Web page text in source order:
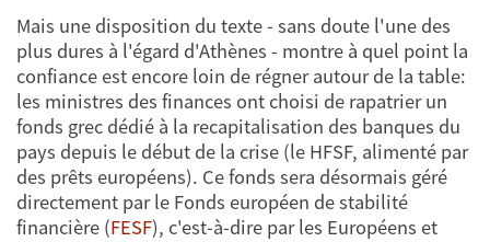
Mais une disposition du texte - sans doute l'une des
plus dures à l'égard d'Athènes - montre à quel point la
confiance est encore loin de régner autour de la table:
les ministres des finances ont choisi de rapatrier un
fonds grec dédié à la recapitalisation des banques du
pays depuis le début de la crise (le HFSF, alimenté par
des prêts européens). Ce fonds sera désormais géré
directement par le Fonds européen de stabilité
financière (FESF), c'est-à-dire par les Européens et